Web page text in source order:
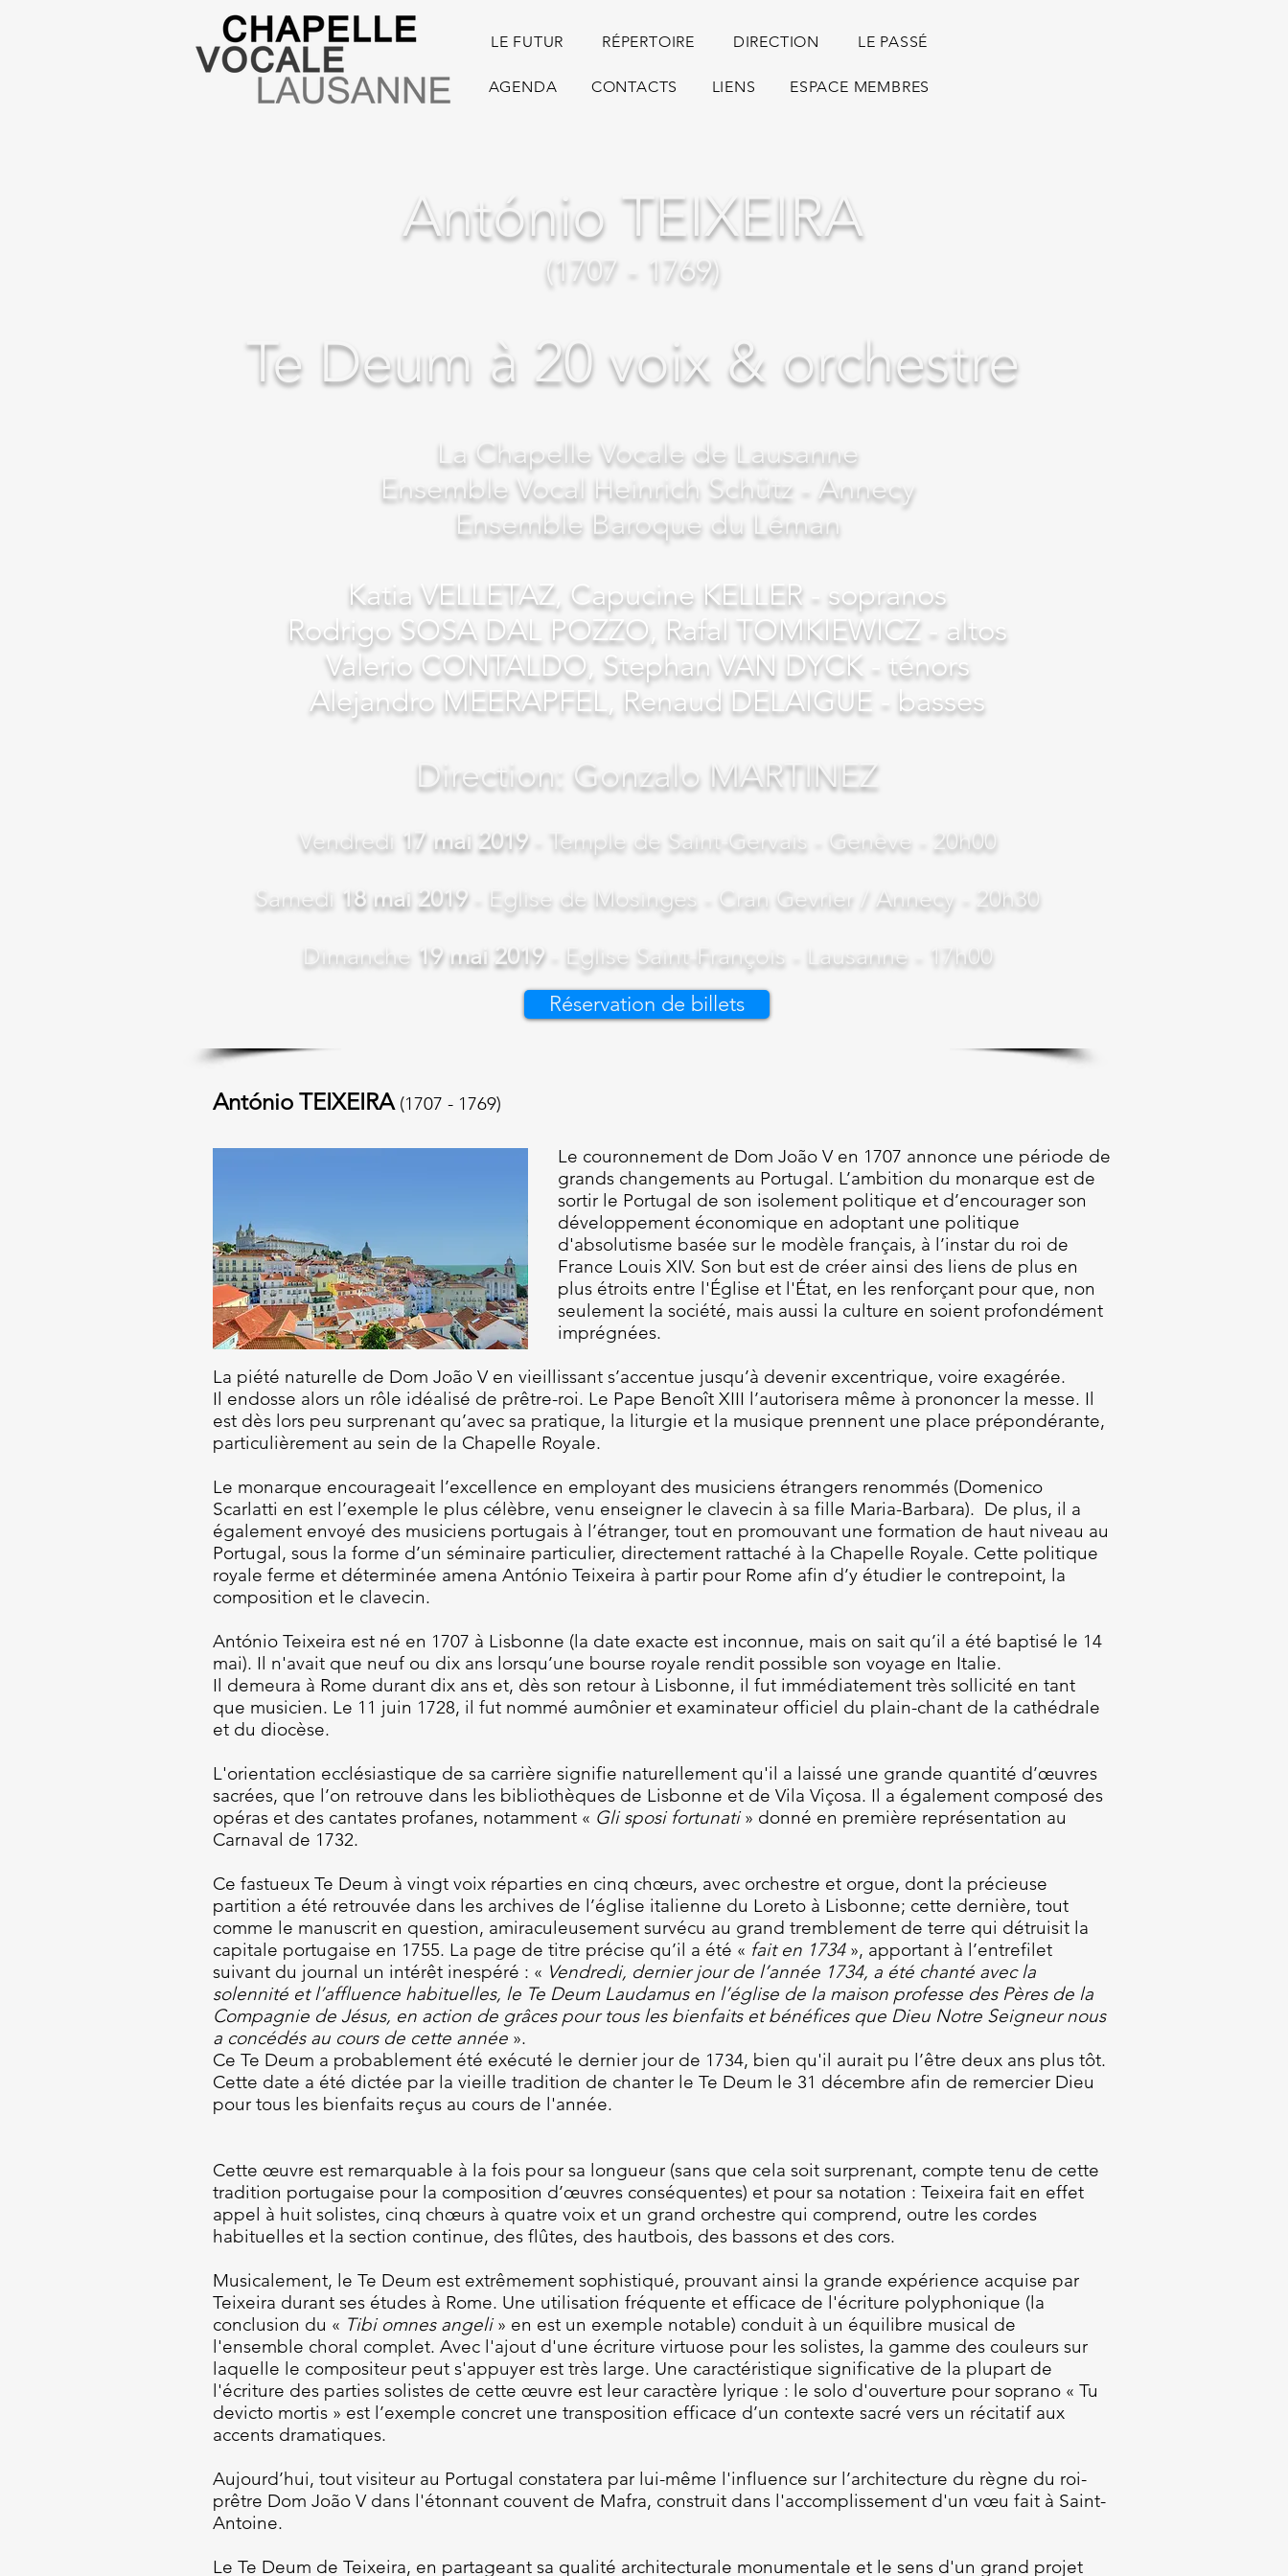
LE FUTUR RÉPERTOIRE DIRECTION LE PASSÉ
AGENDA CONTACTS LIENS ESPACE MEMBRES
António TEIXEIRA
(1707 - 1769)
Te Deum à 20 voix & orchestre
La Chapelle Vocale de Lausanne
Ensemble Vocal Heinrich Schütz - Annecy
Ensemble Baroque du Léman
Katia VELLETAZ, Capucine KELLER - sopranos
Rodrigo SOSA DAL POZZO, Rafal TOMKIEWICZ - altos
Valerio CONTALDO, Stephan VAN DYCK - ténors
Alejandro MEERAPFEL, Renaud DELAIGUE - basses
Direction: Gonzalo MARTINEZ
Vendredi 17mai 2019- Temple de Saint-Gervais - Genève - 20h00
Samedi 18mai 2019- Eglise de Mosinges - Cran Gevrier / Annecy - 20h30
Dimanche 19 mai 2019- Eglise Saint-François - Lausanne - 17h00
Réservation de billets
António TEIXEIRA (1707 - 1769)
Le couronnement de Dom João V en 1707 annonce une période de
grands changements au Portugal. L’ambition du monarque est de
sortir le Portugal de son isolement politique et d’encourager son
développement économique en adoptant une politique
d'absolutisme basée sur le modèle français, à l’instar du roi de
France Louis XIV. Son but est de créer ainsi des liens de plus en
plus étroits entre l'Église et l'État, en les renforçant pour que, non
seulement la société, mais aussi la culture en soient profondément
imprégnées.
La piété naturelle de Dom João V en vieillissant s’accentue jusqu’à devenir excentrique, voire exagérée.
Il endosse alors un rôle idéalisé de prêtre-roi. Le Pape Benoît XIII l’autorisera même à prononcer la messe. Il
est dès lors peu surprenant qu’avec sa pratique, la liturgie et la musique prennent une place prépondérante,
particulièrement au sein de la Chapelle Royale.
Le monarque encourageait l’excellence en employant des musiciens étrangers renommés (Domenico
Scarlatti en est l’exemple le plus célèbre, venu enseigner le clavecin à sa fille Maria-Barbara). De plus, il a
également envoyé des musiciens portugais à l’étranger, tout en promouvant une formation de haut niveau au
Portugal, sous la forme d’un séminaire particulier, directement rattaché à la Chapelle Royale. Cette politique
royale ferme et déterminée amena António Teixeira à partir pour Rome afin d’y étudier le contrepoint, la
composition et le clavecin.
António Teixeira est né en 1707 à Lisbonne (la date exacte est inconnue, mais on sait qu’il a été baptisé le 14
mai). Il n'avait que neuf ou dix ans lorsqu’une bourse royale rendit possible son voyage en Italie.
Il demeura à Rome durant dix ans et, dès son retour à Lisbonne, il fut immédiatement très sollicité en tant
que musicien. Le 11 juin 1728, il fut nommé aumônier et examinateur officiel du plain-chant de la cathédrale
et du diocèse.
L'orientation ecclésiastique de sa carrière signifie naturellement qu'il a laissé une grande quantité d’œuvres
sacrées, que l’on retrouve dans les bibliothèques de Lisbonne et de Vila Viçosa. Il a également composé des
opéras et des cantates profanes, notamment « Gli sposi fortunati» donné en première représentation au
Carnaval de 1732.
Ce fastueux Te Deum à vingt voix réparties en cinq chœurs, avec orchestre et orgue, dont la précieuse
partition a été retrouvée dans les archives de l’église italienne du Loreto à Lisbonne; cette dernière, tout
comme le manuscrit en question, amiraculeusement survécu au grand tremblement de terre qui détruisit la
capitale portugaise en 1755. La page de titre précise qu’il a été « fait en 1734», apportant à l’entrefilet
suivant du journal un intérêt inespéré : « Vendredi, dernier jour de l’année 1734, a été chanté avec la
solennité et l’affluence habituelles, le Te Deum Laudamus en l’église de la maison professe des Pères de la
Compagnie de Jésus, en action de grâces pour tous les bienfaits et bénéfices que Dieu Notre Seigneur nous
a concédés au cours de cette année ».
Ce Te Deum a probablement été exécuté le dernier jour de 1734, bien qu'il aurait pu l’être deux ans plus tôt.
Cette date a été dictée par la vieille tradition de chanter le Te Deum le 31 décembre afin de remercier Dieu
pour tous les bienfaits reçus au cours de l'année.
Cette œuvre est remarquable à la fois pour sa longueur (sans que cela soit surprenant, compte tenu de cette
tradition portugaise pour la composition d’œuvres conséquentes) et pour sa notation : Teixeira fait en effet
appel à huit solistes, cinq chœurs à quatre voix et un grand orchestre qui comprend, outre les cordes
habituelles et la section continue, des flûtes, des hautbois, des bassons et des cors.
Musicalement, le Te Deum est extrêmement sophistiqué, prouvant ainsi la grande expérience acquise par
Teixeira durant ses études à Rome. Une utilisation fréquente et efficace de l'écriture polyphonique (la
conclusion du « Tibi omnes angeli» en est un exemple notable) conduit à un équilibre musical de
l'ensemble choral complet. Avec l'ajout d'une écriture virtuose pour les solistes, la gamme des couleurs sur
laquelle le compositeur peut s'appuyer est très large. Une caractéristique significative de la plupart de
l'écriture des parties solistes de cette œuvre est leur caractère lyrique : le solo d'ouverture pour soprano « Tu
devicto mortis » est l’exemple concret une transposition efficace d’un contexte sacré vers un récitatif aux
accents dramatiques.
Aujourd’hui, tout visiteur au Portugal constatera par lui-même l'influence sur l’architecture du règne du roi-
prêtre Dom João V dans l'étonnant couvent de Mafra, construit dans l'accomplissement d'un vœu fait à Saint-
Antoine.
Le Te Deum de Teixeira, en partageant sa qualité architecturale monumentale et le sens d'un grand projet